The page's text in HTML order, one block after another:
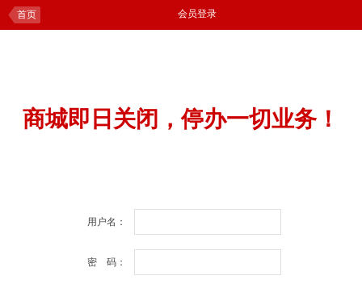
首页 会员登录
商城即日关闭，停办一切业务！
用户名：
密 码：